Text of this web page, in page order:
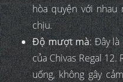
hòa quyện với
chịu.
Độ mượt mà: Đây
của Chivas Regal
uống, không gây